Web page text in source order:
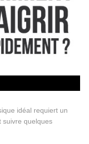
idéal requiert un
quelques